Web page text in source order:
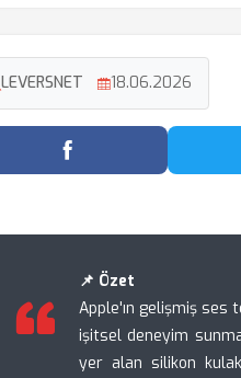
LEVERSNET 18.06.2026
Facebook'ta
📌 Özet
Apple'ın gelişmiş ses
işitsel deneyim
yer alan silikon